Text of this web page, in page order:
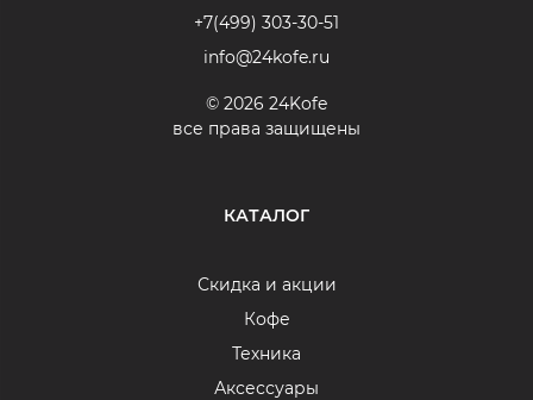
+7(499) 303-30-51
info@24kofe.ru
© 2026 24Kofe
все права защищены
КАТАЛОГ
Скидка и акции
Кофе
Техника
Аксессуары